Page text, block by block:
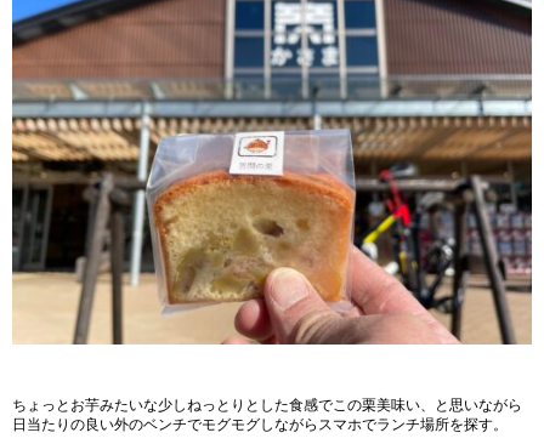
ちょっとお芋みたいな少しねっとりとした食感でこの栗美味い、と思いながら
日当たりの良い外のベンチでモグモグしながらスマホでランチ場所を探す。